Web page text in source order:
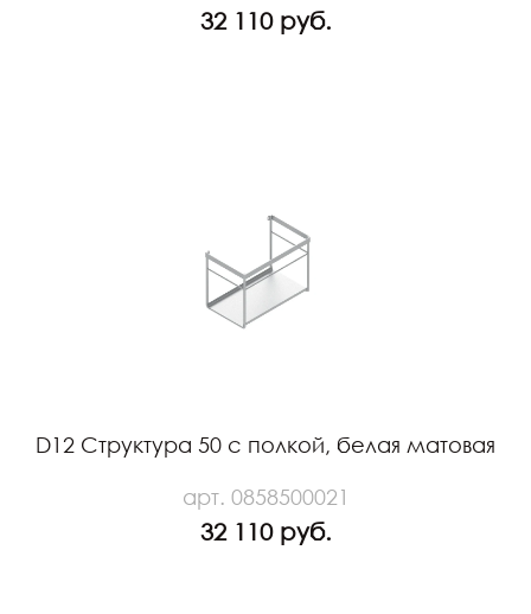
32 110 руб.
D12 Структура 50 с полкой, белая матовая
арт. 0858500021
32 110 руб.